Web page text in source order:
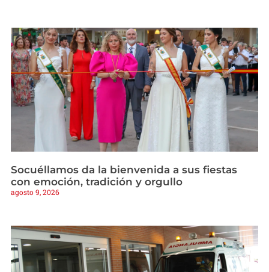
Socuéllamos da la bienvenida a sus fiestas
con emoción, tradición y orgullo
agosto 9, 2026